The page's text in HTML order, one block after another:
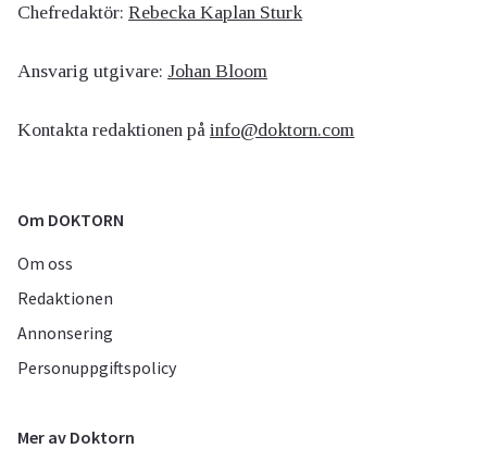
Chefredaktör: Rebecka Kaplan Sturk
Ansvarig utgivare: Johan Bloom
Kontakta redaktionen på info@doktorn.com
Om DOKTORN
Om oss
Redaktionen
Annonsering
Personuppgiftspolicy
Mer av Doktorn